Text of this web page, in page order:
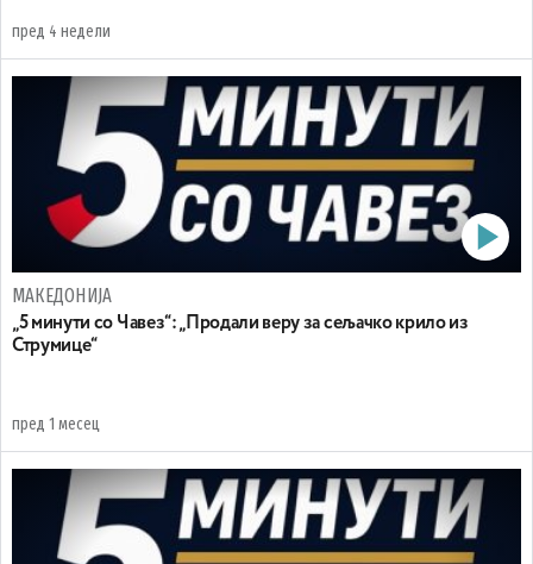
пред 4 недели
МАКЕДОНИЈА
„5 минути со Чавез“: „Продали веру за сељачко крило из
Струмице“
пред 1 месец